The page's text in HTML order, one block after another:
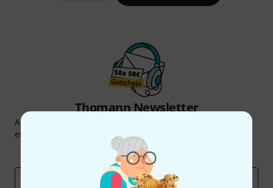
Thomann Newsletter
Abonniere den Thomann Newsletter und gewinne mit
etwas Glück einen von
50 Gutscheinen
Inspirierende Beiträge
Deals